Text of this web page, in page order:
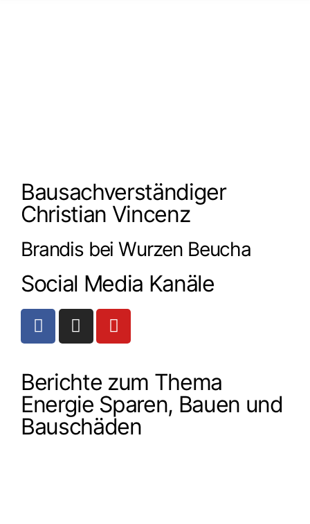
Bausachverständiger
Christian Vincenz
Brandis bei Wurzen Beucha
Social Media Kanäle
Berichte zum Thema
Energie Sparen, Bauen und
Bauschäden